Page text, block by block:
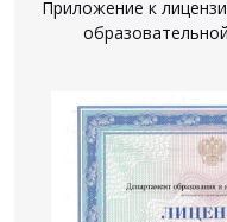
Приложение к